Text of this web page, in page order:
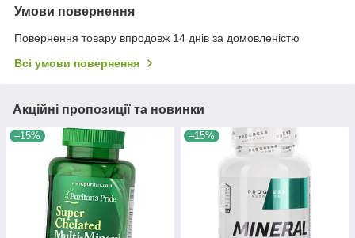
Умови повернення
Повернення товару впродовж 14 днів за домовленістю
Всі умови повернення
Акційні пропозиції та новинки
–15% –15%